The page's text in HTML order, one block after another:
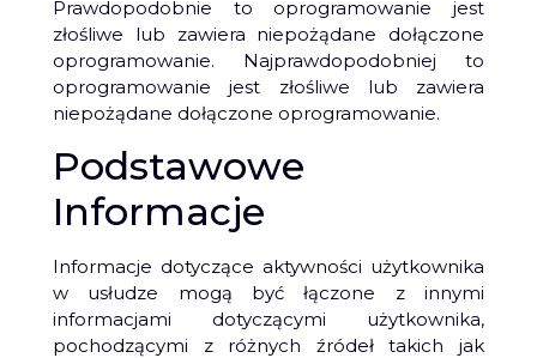
Prawdopodobnie to oprogramowanie jest
złośliwe lub zawiera niepożądane dołączone
oprogramowanie. Najprawdopodobniej to
oprogramowanie jest złośliwe lub zawiera
niepożądane dołączone oprogramowanie.
Podstawowe
Informacje
Informacje dotyczące aktywności użytkownika
w usłudze mogą być łączone z innymi
informacjami dotyczącymi użytkownika,
pochodzącymi z różnych źródeł takich jak